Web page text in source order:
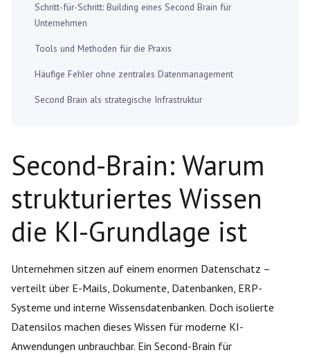
Schritt-für-Schritt: Building eines Second Brain für
Unternehmen
Tools und Methoden für die Praxis
Häufige Fehler ohne zentrales Datenmanagement
Second Brain als strategische Infrastruktur
Second-Brain: Warum
strukturiertes Wissen
die KI-Grundlage ist
Unternehmen sitzen auf einem enormen Datenschatz –
verteilt über E-Mails, Dokumente, Datenbanken, ERP-
Systeme und interne Wissensdatenbanken. Doch isolierte
Datensilos machen dieses Wissen für moderne KI-
Anwendungen unbrauchbar. Ein Second-Brain für